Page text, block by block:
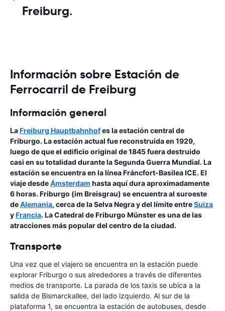
Freiburg.
Información sobre Estación de
Ferrocarril de Freiburg
Información general
LaFreiburg Hauptbahnhofes la estación central de
Friburgo. La estación actual fue reconstruida en 1929,
luego de que el edificio original de 1845 fuera destruido
casi en su totalidad durante la Segunda Guerra Mundial. La
estación se encuentra en la línea Fráncfort-Basilea ICE. El
viaje desdeÁmsterdam hasta aquí dura aproximadamente
6 horas. Friburgo (im Breisgrau) se encuentra al suroeste
deAlemania, cerca de la Selva Negra y del límite entreSuiza
yFrancia. La Catedral de Friburgo Münster es una de las
atracciones más popular del centro de la ciudad.
Transporte
Una vez que el viajero se encuentra en la estación puede
explorar Friburgo o sus alrededores a través de diferentes
medios de transporte. La parada de los taxis se ubica a la
salida de Bismarckallee, del lado izquierdo. Al sur de la
plataforma 1, se encuentra la estación de autobuses, desde